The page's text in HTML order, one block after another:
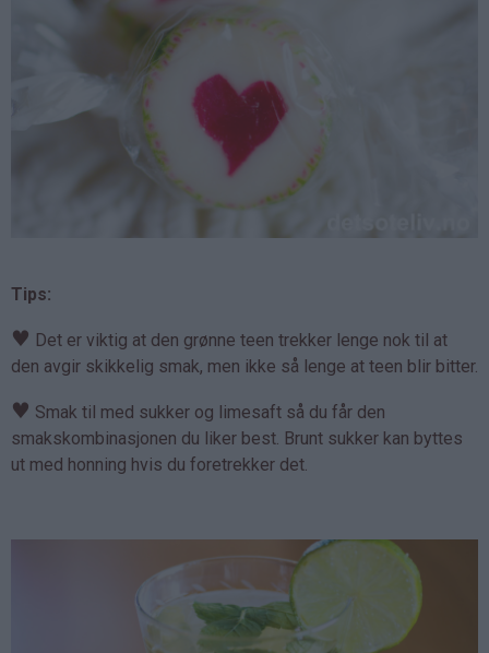
Tips:
♥ Det er viktig at den grønne teen trekker lenge nok til at
den avgir skikkelig smak, men ikke så lenge at teen blir bitter.
♥ Smak til med sukker og limesaft så du får den
smakskombinasjonen du liker best. Brunt sukker kan byttes
ut med honning hvis du foretrekker det.